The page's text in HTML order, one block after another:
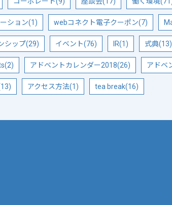
ション(1) webコネクト電子クーポン(7)
シップ(29) イベント(76) IR(1) 式典(13)
アドベントカレンダー2018(26) アドベ
アクセス方法(1) tea break(16)